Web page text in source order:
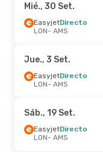
Mié., 30 Set.
EasyjetDirecto
LON- AMS
Jue., 3 Set.
EasyjetDirecto
LON- AMS
Sáb., 19 Set.
EasyjetDirecto
LON- AMS